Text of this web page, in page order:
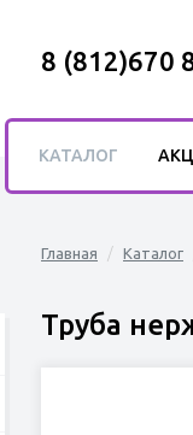
Главная Каталог
Труба
8 (812)670
КАТАЛОГ